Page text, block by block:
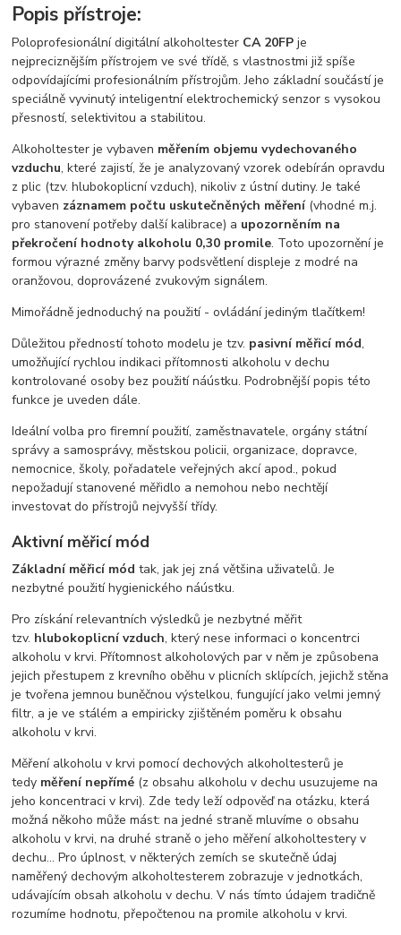
Popis přístroje:
Poloprofesionální digitální alkoholtester CA 20FP je
nejpreciznějším přístrojem ve své třídě, s vlastnostmi již spíše
odpovídajícími profesionálním přístrojům. Jeho základní součástí je
speciálně vyvinutý inteligentní elektrochemický senzor s vysokou
přesností, selektivitou a stabilitou.
Alkoholtester je vybaven měřením objemu vydechovaného
vzduchu, které zajistí, že je analyzovaný vzorek odebírán opravdu
z plic (tzv. hlubokoplicní vzduch), nikoliv z ústní dutiny. Je také
vybaven záznamem počtu uskutečněných měření(vhodné m.j.
pro stanovení potřeby další kalibrace) a upozorněním na
překročení hodnoty alkoholu 0,30 promile. Toto upozornění je
formou výrazné změny barvy podsvětlení displeje z modré na
oranžovou, doprovázené zvukovým signálem.
Mimořádně jednoduchý na použití - ovládání jediným tlačítkem!
Důležitou předností tohoto modelu je tzv. pasivní měřicí mód,
umožňující rychlou indikaci přítomnosti alkoholu v dechu
kontrolované osoby bez použití náústku. Podrobnější popis této
funkce je uveden dále.
Ideální volba pro firemní použití, zaměstnavatele, orgány státní
správy a samosprávy, městskou policii, organizace, dopravce,
nemocnice, školy, pořadatele veřejných akcí apod., pokud
nepožadují stanovené měřidlo a nemohou nebo nechtějí
investovat do přístrojů nejvyšší třídy.
Aktivní měřicí mód
Základní měřicí mód tak, jak jej zná většina uživatelů. Je
nezbytné použití hygienického náústku.
Pro získání relevantních výsledků je nezbytné měřit
tzv. hlubokoplicní vzduch, který nese informaci o koncentrci
alkoholu v krvi. Přítomnost alkoholových par v něm je způsobena
jejich přestupem z krevního oběhu v plicních sklípcích, jejichž stěna
je tvořena jemnou buněčnou výstelkou, fungující jako velmi jemný
filtr, a je ve stálém a empiricky zjištěném poměru k obsahu
alkoholu v krvi.
Měření alkoholu v krvi pomocí dechových alkoholtesterů je
tedy měření nepřímé (z obsahu alkoholu v dechu usuzujeme na
jeho koncentraci v krvi). Zde tedy leží odpověď na otázku, která
možná někoho může mást: na jedné straně mluvíme o obsahu
alkoholu v krvi, na druhé straně o jeho měření alkoholtestery v
dechu... Pro úplnost, v některých zemích se skutečně údaj
naměřený dechovým alkoholtesterem zobrazuje v jednotkách,
udávajícím obsah alkoholu v dechu. V nás tímto údajem tradičně
rozumíme hodnotu, přepočtenou na promile alkoholu v krvi.